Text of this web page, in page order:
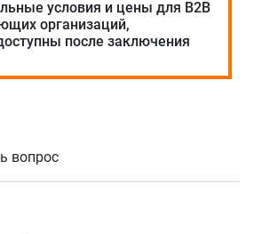
условия и цены для В2В
организаций,
после заключения
вопрос